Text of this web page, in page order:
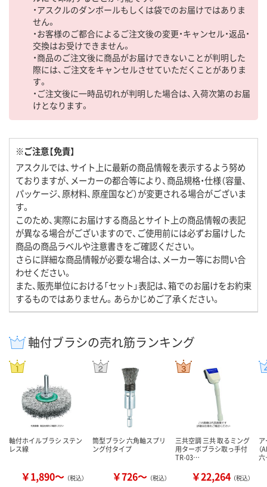
・アスクルのダンボールもしくは袋でのお届けではありま
せん。
・お客様のご都合によるご注文後の変更・キャンセル・返品・
交換はお受けできません。
・商品のご注文後に商品がお届けできないことが判明した
際には、ご注文をキャンセルさせていただくことがありま
す。
・ご注文後に一時品切れが判明した場合は、入荷次第のお届
けとなります。
※ご注意【免責】
アスクルでは、サイト上に最新の商品情報を表示するよう努め
ておりますが、メーカーの都合等により、商品規格・仕様（容量、
パッケージ、原材料、原産国など）が変更される場合がございま
す。
このため、実際にお届けする商品とサイト上の商品情報の表記
が異なる場合がございますので、ご使用前には必ずお届けした
商品の商品ラベルや注意書きをご確認ください。
さらに詳細な商品情報が必要な場合は、メーカー等にお問い合
わせください。
また、販売単位における「セット」表記は、箱でのお届けをお約束
するものではありません。あらかじめご了承ください。
軸付ブラシの売れ筋ランキング
軸付ホイルブラシ ステン
レス線
￥1,890～ （税込）
筒型ブラシ 六角軸スプリ
ング付タイプ
￥726～ （税込）
三共空調 三共 取るミング
用ターボブラシ取っ手付
TR-03…
￥22,264 （税込）
（